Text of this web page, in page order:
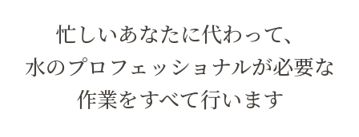
忙しいあなたに代わって、
水のプロフェッショナルが必要な
作業をすべて行います